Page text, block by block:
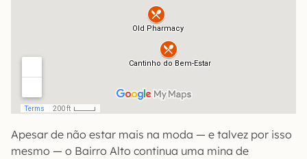
Apesar de não estar mais na moda — e talvez por isso
mesmo — o Bairro Alto continua uma mina de